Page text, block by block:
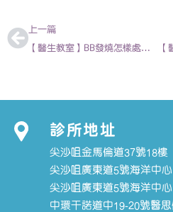
上一篇
【醫生教室】BB發燒怎樣處理？ | 陳強杰 – 兒科專科醫生
診所地址
尖沙咀金馬倫道37號18樓
尖沙咀廣東道5號海洋中
尖沙咀廣東道5號海洋中
中環干諾道中19-20號醫